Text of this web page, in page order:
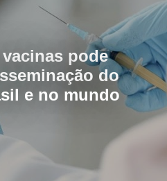
pode
do
e no mundo